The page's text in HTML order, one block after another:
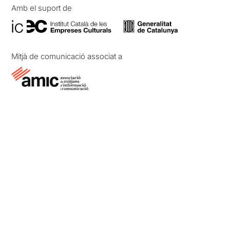
Amb el suport de
Mitjà de comunicació associat a